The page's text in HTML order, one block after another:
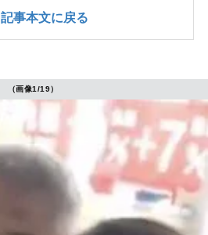
記事本文に戻る
（画像1/19）